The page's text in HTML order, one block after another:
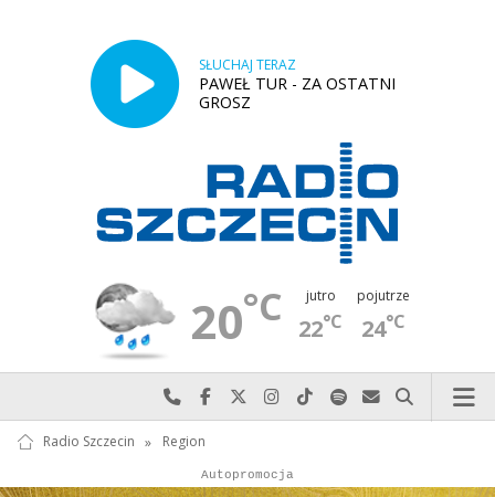
SŁUCHAJ TERAZ
PAWEŁ TUR - ZA OSTATNI
GROSZ
20°C jutro
22°C
pojutrze
24°C
Najlepiej po prostu do nas zadzwoń
Odwiedź nas na Facebook-u
Odwiedź nas na X
Odwiedź nas na Instagram-ie
Odwiedź nas na TikTok-u
Szukaj nas na Spotify
Wyślij do nas
Szukaj
Radio Szczecin » Region
Reklama
Autopromocja